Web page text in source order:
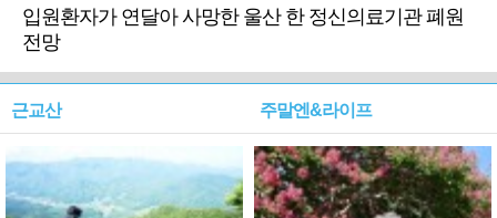
입원환자가 연달아 사망한 울산 한 정신의료기관 폐원
전망
근교산 주말엔&라이프